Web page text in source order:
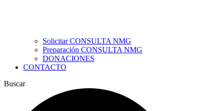
Solicitar CONSULTA NMG
Preparación CONSULTA NMG
DONACIONES
CONTACTO
Buscar